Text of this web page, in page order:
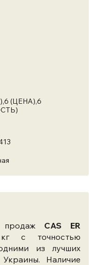
(ЦЕНА),6
продаж CAS ER
с точностью
из лучших
Наличие